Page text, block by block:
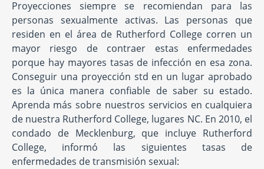
Proyecciones siempre se recomiendan para las
personas sexualmente activas. Las personas que
residen en el área de Rutherford College corren un
mayor riesgo de contraer estas enfermedades
porque hay mayores tasas de infección en esa zona.
Conseguir una proyección std en un lugar aprobado
es la única manera confiable de saber su estado.
Aprenda más sobre nuestros servicios en cualquiera
de nuestra Rutherford College, lugares NC. En 2010, el
condado de Mecklenburg, que incluye Rutherford
College, informó las siguientes tasas de
enfermedades de transmisión sexual: